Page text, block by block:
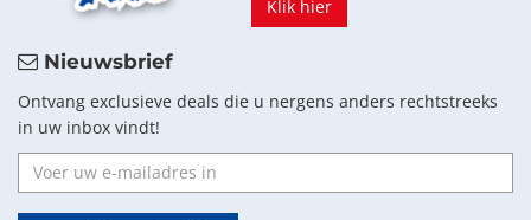
Klik hier
Nieuwsbrief
Ontvang exclusieve deals die u nergens anders rechtstreeks
in uw inbox vindt!